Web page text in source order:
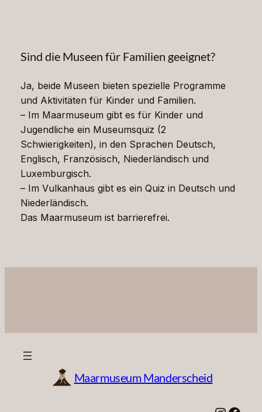
Sind die Museen für Familien geeignet?
Ja, beide Museen bieten spezielle Programme
und Aktivitäten für Kinder und Familien.
– Im Maarmuseum gibt es für Kinder und
Jugendliche ein Museumsquiz (2
Schwierigkeiten), in den Sprachen Deutsch,
Englisch, Französisch, Niederländisch und
Luxemburgisch.
– Im Vulkanhaus gibt es ein Quiz in Deutsch und
Niederländisch.
Das Maarmuseum ist barrierefrei.
Maarmuseum Manderscheid